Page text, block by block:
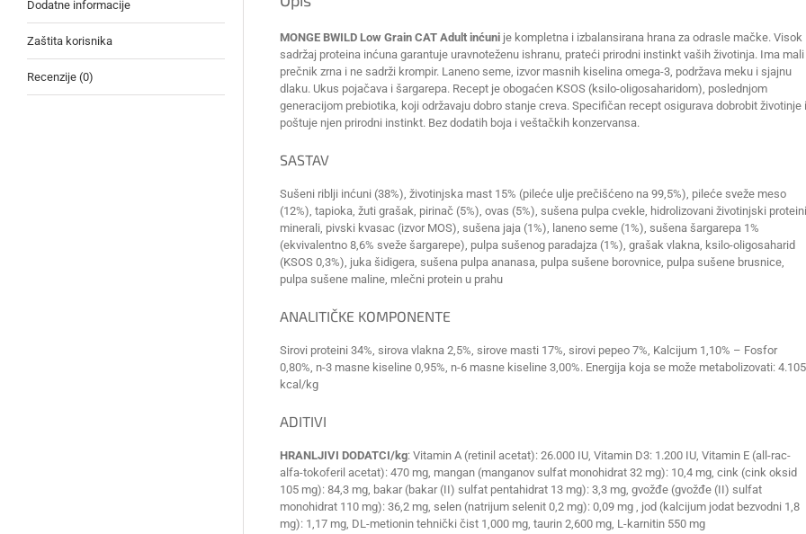
Dodatne informacije
Zaštita korisnika
Recenzije (0)
MONGE BWILD Low Grain CAT Adult inćunije kompletna i izbalansirana hrana za odrasle mačke. Visok
sadržaj proteina inćuna garantuje uravnoteženu ishranu, prateći prirodni instinkt vaših životinja. Ima mali
prečnik zrna i ne sadrži krompir. Laneno seme, izvor masnih kiselina omega-3, podržava meku i sjajnu
dlaku. Ukus pojačava i šargarepa. Recept je obogaćen KSOS (ksilo-oligosaharidom), poslednjom
generacijom prebiotika, koji održavaju dobro stanje creva. Specifičan recept osigurava dobrobit životinje i
poštuje njen prirodni instinkt. Bez dodatih boja i veštačkih konzervansa.
SASTAV
Sušeni riblji inćuni (38%), životinjska mast 15% (pileće ulje prečišćeno na 99,5%), pileće sveže meso
(12%), tapioka, žuti grašak, pirinač (5%), ovas (5%), sušena pulpa cvekle, hidrolizovani životinjski
minerali, pivski kvasac (izvor MOS), sušena jaja (1%), laneno seme (1%), sušena šargarepa 1%
(ekvivalentno 8,6% sveže šargarepe), pulpa sušenog paradajza (1%), grašak vlakna, ksilo-oligosaharid
(KSOS 0,3%), juka šidigera, sušena pulpa ananasa, pulpa sušene borovnice, pulpa sušene brusnice,
pulpa sušene maline, mlečni protein u prahu
ANALITIČKE KOMPONENTE
Sirovi proteini 34%, sirova vlakna 2,5%, sirove masti 17%, sirovi pepeo 7%, Kalcijum 1,10% – Fosfor
0,80%, n-3 masne kiseline 0,95%, n-6 masne kiseline 3,00%. Energija koja se može metabolizovati: 4.105
kcal/kg
ADITIVI
HRANLJIVI DODATCI/kg: Vitamin A (retinil acetat): 26.000 IU, Vitamin D3: 1.200 IU, Vitamin E (all-rac-
alfa-tokoferil acetat): 470 mg, mangan (manganov sulfat monohidrat 32 mg): 10,4 mg, cink (cink oksid
105 mg): 84,3 mg, bakar (bakar (II) sulfat pentahidrat 13 mg): 3,3 mg, gvožđe (gvožđe (II) sulfat
monohidrat 110 mg): 36,2 mg, selen (natrijum selenit 0,2 mg): 0,09 mg , jod (kalcijum jodat bezvodni 1,8
mg): 1,17 mg, DL-metionin tehnički čist 1,000 mg, taurin 2,600 mg, L-karnitin 550 mg